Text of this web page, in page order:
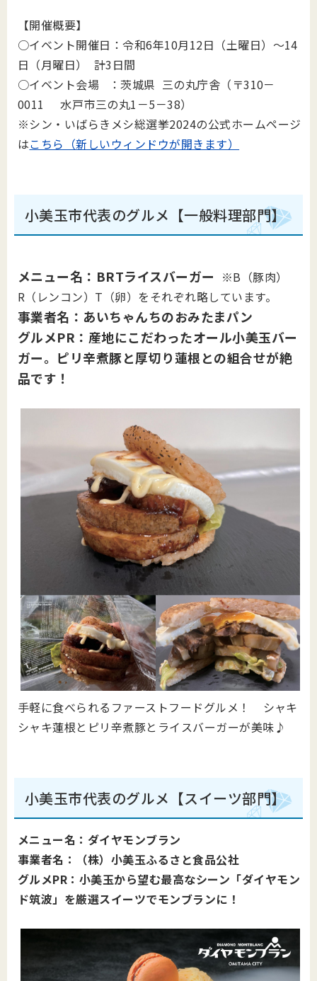
【開催概要】
○イベント開催日：令和6年10月12日（土曜日）～14
日（月曜日） 計3日間
○イベント会場 ：茨城県 三の丸庁舎（〒310－
0011 水戸市三の丸1－5－38）
※シン・いばらきメシ総選挙2024の公式ホームページ
はこちら（新しいウィンドウが開きます）
小美玉市代表のグルメ【一般料理部門】
メニュー名：BRTライスバーガー ※B（豚肉）
R（レンコン）T（卵）をそれぞれ略しています。
事業者名：あいちゃんちのおみたまパン
グルメPR：産地にこだわったオール小美玉バー
ガー。ピリ辛煮豚と厚切り蓮根との組合せが絶
品です ！
手軽に食べられるファーストフードグルメ！ シャキ
シャキ蓮根とピリ辛煮豚とライスバーガーが美味♪
小美玉市代表のグルメ【スイーツ部門】
メニュー名：ダイヤモンブラン
事業者名：（株）小美玉ふるさと食品公社
グルメPR：小美玉から望む最高なシーン「ダイヤモン
ド筑波」を厳選スイーツでモンブランに！